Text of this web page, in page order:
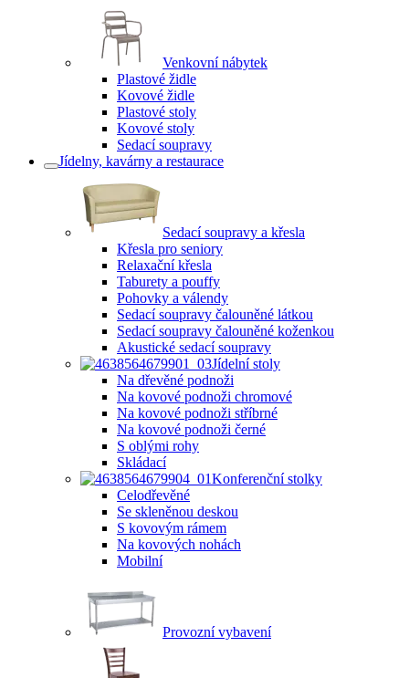
Venkovní nábytek
Plastové židle
Kovové židle
Plastové stoly
Kovové stoly
Sedací soupravy
Jídelny, kavárny a restaurace
Sedací soupravy a křesla
Křesla pro seniory
Relaxační křesla
Taburety a pouffy
Pohovky a válendy
Sedací soupravy čalouněné látkou
Sedací soupravy čalouněné koženkou
Akustické sedací soupravy
Jídelní stoly
Na dřevěné podnoži
Na kovové podnoži chromové
Na kovové podnoži stříbrné
Na kovové podnoži černé
S oblými rohy
Skládací
Konferenční stolky
Celodřevěné
Se skleněnou deskou
S kovovým rámem
Na kovových nohách
Mobilní
Provozní vybavení